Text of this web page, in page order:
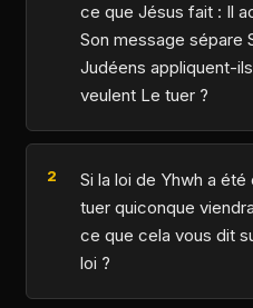
ce que Jésus fait : Il
Son message sépare
Judéens appliquent-
veulent Le tuer ?
Si la loi de Yhwh a
tuer quiconque
ce que cela vous dit
loi ?